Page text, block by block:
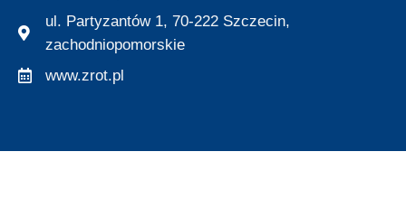
ul. Partyzantów 1, 70-222 Szczecin,
zachodniopomorskie
www.zrot.pl